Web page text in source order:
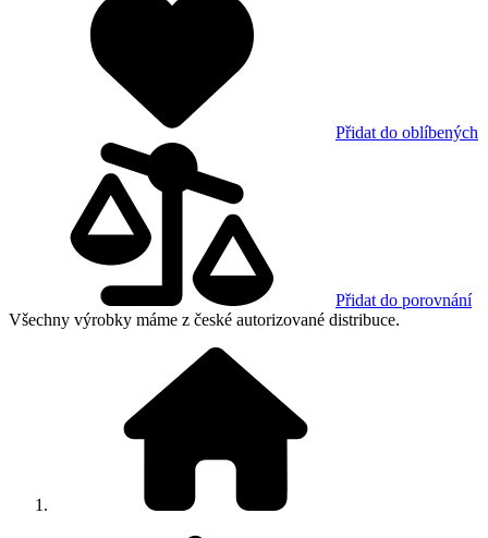
Přidat do oblíbených
Přidat do porovnání
Všechny výrobky máme z české autorizované distribuce.